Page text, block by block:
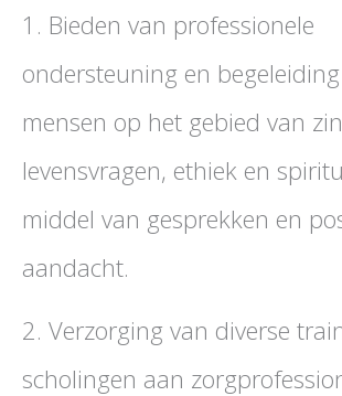
1. Bieden van professionele
ondersteuning en
mensen op het gebied van
levensvragen, ethiek en
middel van gesprekken en
aandacht.
2. Verzorging van diverse
scholingen aan